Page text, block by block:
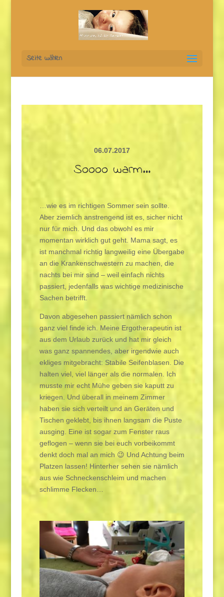
Seite wählen
06.07.2017
Soooo warm…
…wie es im richtigen Sommer sein sollte.
Aber ziemlich anstrengend ist es, sicher nicht
nur für mich. Und das obwohl es mir
momentan wirklich gut geht. Mama sagt, es
ist manchmal richtig langweilig eine Übergabe
an die Krankenschwestern zu machen, die
nachts bei mir sind – weil einfach nichts
passiert, jedenfalls was wichtige medizinische
Sachen betrifft.
Davon abgesehen passiert nämlich schon
ganz viel finde ich. Meine Ergotherapeutin ist
aus dem Urlaub zurück und hat mir gleich
was ganz spannendes, aber irgendwie auch
ekliges mitgebracht: Stabile Seifenblasen. Die
halten viel, viel länger als die normalen. Ich
musste mir echt Mühe geben sie kaputt zu
kriegen. Und überall in meinem Zimmer
haben sie sich verteilt und an Geräten und
Tischen geklebt, bis ihnen langsam die Puste
ausging. Eine ist sogar zum Fenster raus
geflogen – wenn sie bei euch vorbeikommt
denkt doch mal an mich 😉 Und Achtung beim
Platzen lassen! Hinterher sehen sie nämlich
aus wie Schneckenschleim und machen
schlimme Flecken…